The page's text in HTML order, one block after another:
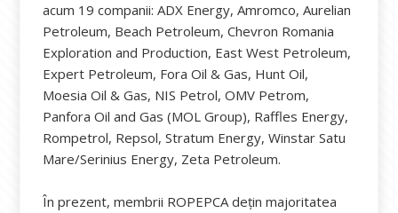
acum 19 companii: ADX Energy, Amromco, Aurelian
Petroleum, Beach Petroleum, Chevron Romania
Exploration and Production, East West Petroleum,
Expert Petroleum, Fora Oil & Gas, Hunt Oil,
Moesia Oil & Gas, NIS Petrol, OMV Petrom,
Panfora Oil and Gas (MOL Group), Raffles Energy,
Rompetrol, Repsol, Stratum Energy, Winstar Satu
Mare/Serinius Energy, Zeta Petroleum.
În prezent, membrii ROPEPCA dețin majoritatea